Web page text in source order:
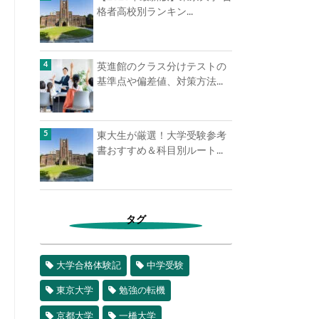
格者高校別ランキン...
英進館のクラス分けテストの
基準点や偏差値、対策方法...
東大生が厳選！大学受験参考
書おすすめ＆科目別ルート...
タグ
大学合格体験記 中学受験
東京大学 勉強の転機
京都大学 一橋大学